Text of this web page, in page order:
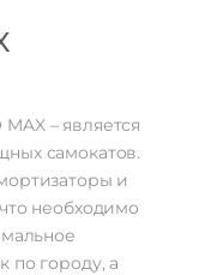
– является
самокатов.
и
необходимо
по городу, а